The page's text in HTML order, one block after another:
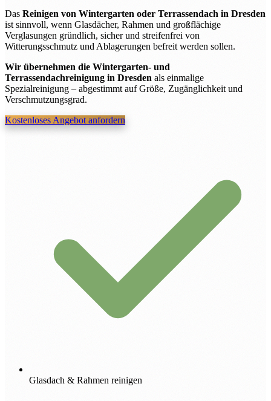
Das Reinigen von Wintergarten oder Terrassendach in Dresden
ist sinnvoll, wenn Glasdächer, Rahmen und großflächige
Verglasungen gründlich, sicher und streifenfrei von
Witterungsschmutz und Ablagerungen befreit werden sollen.
Wir übernehmen die Wintergarten- und
Terrassendachreinigung in Dresden als einmalige
Spezialreinigung – abgestimmt auf Größe, Zugänglichkeit und
Verschmutzungsgrad.
Kostenloses Angebot anfordern
Glasdach & Rahmen reinigen